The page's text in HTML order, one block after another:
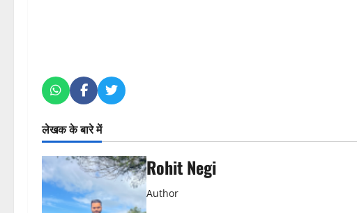
लेखक के बारे में
Rohit Negi
Author